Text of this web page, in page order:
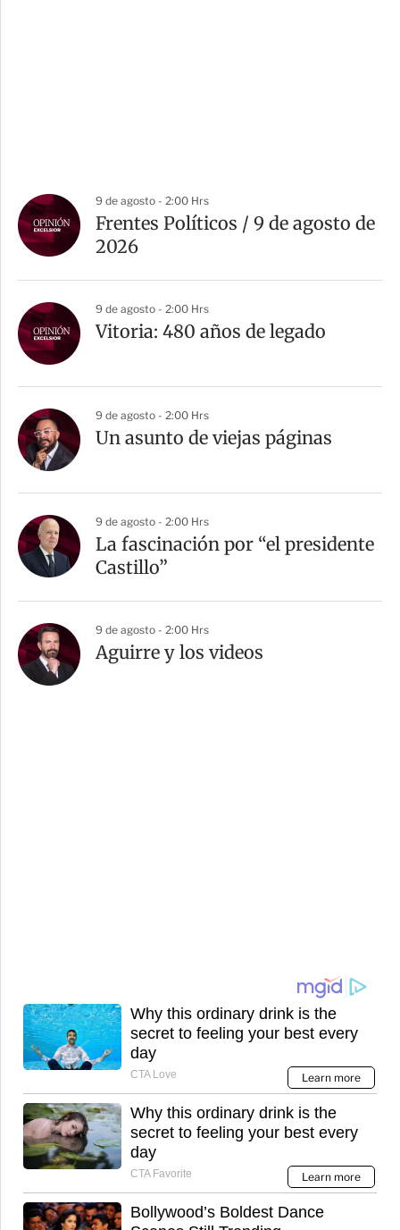
9 de agosto - 2:00 Hrs
Frentes Políticos / 9 de agosto de
2026
9 de agosto - 2:00 Hrs
Vitoria: 480 años de legado
9 de agosto - 2:00 Hrs
Un asunto de viejas páginas
9 de agosto - 2:00 Hrs
La fascinación por “el presidente
Castillo”
9 de agosto - 2:00 Hrs
Aguirre y los videos